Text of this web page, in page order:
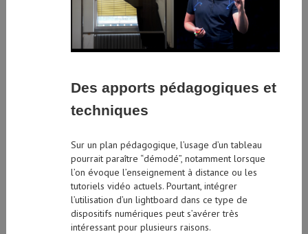
Des apports pédagogiques et
techniques
Sur un plan pédagogique, l’usage d’un tableau
pourrait paraître “démodé”, notamment lorsque
l’on évoque l’enseignement à distance ou les
tutoriels vidéo actuels. Pourtant, intégrer
l’utilisation d’un lightboard dans ce type de
dispositifs numériques peut s’avérer très
intéressant pour plusieurs raisons.